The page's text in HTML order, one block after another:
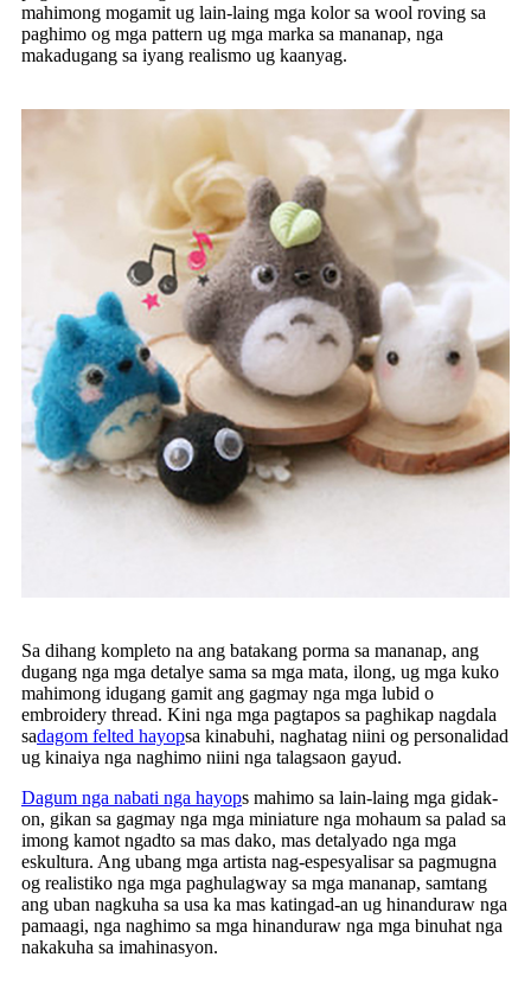
mahimong mogamit ug lain-laing mga kolor sa wool roving sa
paghimo og mga pattern ug mga marka sa mananap, nga
makadugang sa iyang realismo ug kaanyag.
Sa dihang kompleto na ang batakang porma sa mananap, ang
dugang nga mga detalye sama sa mga mata, ilong, ug mga kuko
mahimong idugang gamit ang gagmay nga mga lubid o
embroidery thread. Kini nga mga pagtapos sa paghikap nagdala
sadagom felted hayopsa kinabuhi, naghatag niini og personalidad
ug kinaiya nga naghimo niini nga talagsaon gayud.
Dagum nga nabati nga hayops mahimo sa lain-laing mga gidak-
on, gikan sa gagmay nga mga miniature nga mohaum sa palad sa
imong kamot ngadto sa mas dako, mas detalyado nga mga
eskultura. Ang ubang mga artista nag-espesyalisar sa pagmugna
og realistiko nga mga paghulagway sa mga mananap, samtang
ang uban nagkuha sa usa ka mas katingad-an ug hinanduraw nga
pamaagi, nga naghimo sa mga hinanduraw nga mga binuhat nga
nakakuha sa imahinasyon.